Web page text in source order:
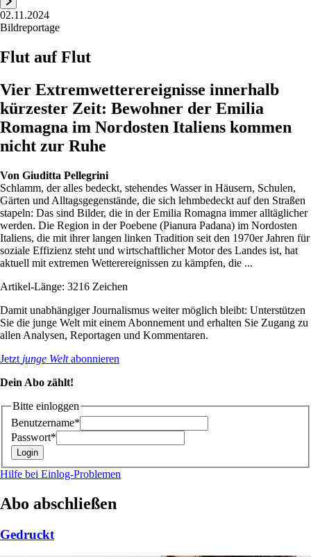
02.11.2024
Bildreportage
Flut auf Flut
Vier Extremwetter­ereignisse innerhalb
kürzester Zeit: Bewohner der Emilia
Romagna im Nordosten Italiens kommen
nicht zur Ruhe
Von Giuditta Pellegrini
Schlamm, der alles bedeckt, stehendes Wasser in Häusern, Schulen,
Gärten und Alltagsgegenstände, die sich lehmbedeckt auf den Straßen
stapeln: Das sind Bilder, die in der Emilia Romagna immer alltäglicher
werden. Die Region in der Poebene (Pianura Padana) im Nordosten
Italiens, die mit ihrer langen linken Tradition seit den 1970er Jahren für
soziale Effizienz steht und wirtschaftlicher Motor des Landes ist, hat
aktuell mit extremen Wetterereignissen zu kämpfen, die ...
Artikel-Länge: 3216 Zeichen
Damit unabhängiger Journalismus weiter möglich bleibt: Unterstützen
Sie die junge Welt mit einem Abonnement und erhalten Sie Zugang zu
allen Analysen, Reportagen und Kommentaren.
Jetzt junge Weltabonnieren
Dein Abo zählt!
Bitte einloggen
Benutzername*
Passwort*
Hilfe bei Einlog-Problemen
Abo abschließen
Gedruckt